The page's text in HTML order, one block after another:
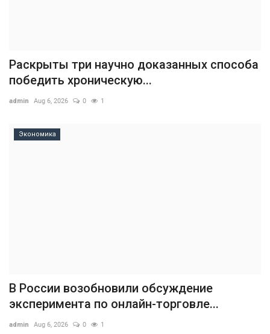
Раскрыты три научно доказанных способа
победить хроническую...
admin Aug 6, 2026 0 1
Экономика
В России возобновили обсуждение
эксперимента по онлайн-торговле...
admin Aug 6, 2026 0 1